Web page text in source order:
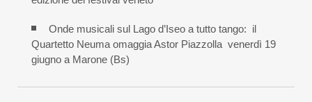
Onde musicali sul Lago d’Iseo a tutto tango: il
Quartetto Neuma omaggia Astor Piazzolla venerdì 19
giugno a Marone (Bs)